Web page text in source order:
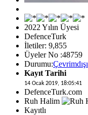
2022 Yılın Üyesi
DefenceTurk
İletiler: 9,855
Üyeler No :48759
Durumu:Çevrimdışı
Kayıt Tarihi
14 Ocak 2019, 18:05:41
DefenceTurk.com
Ruh Halim
Kayıtlı